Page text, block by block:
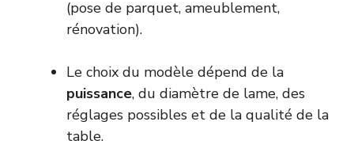
(pose de parquet, ameublement,
rénovation).
Le choix du modèle dépend de la
puissance, du diamètre de lame, des
réglages possibles et de la qualité de la
table.